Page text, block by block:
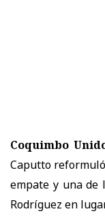
Coquimbo
Caputto
empate y una de
Rodríguez en